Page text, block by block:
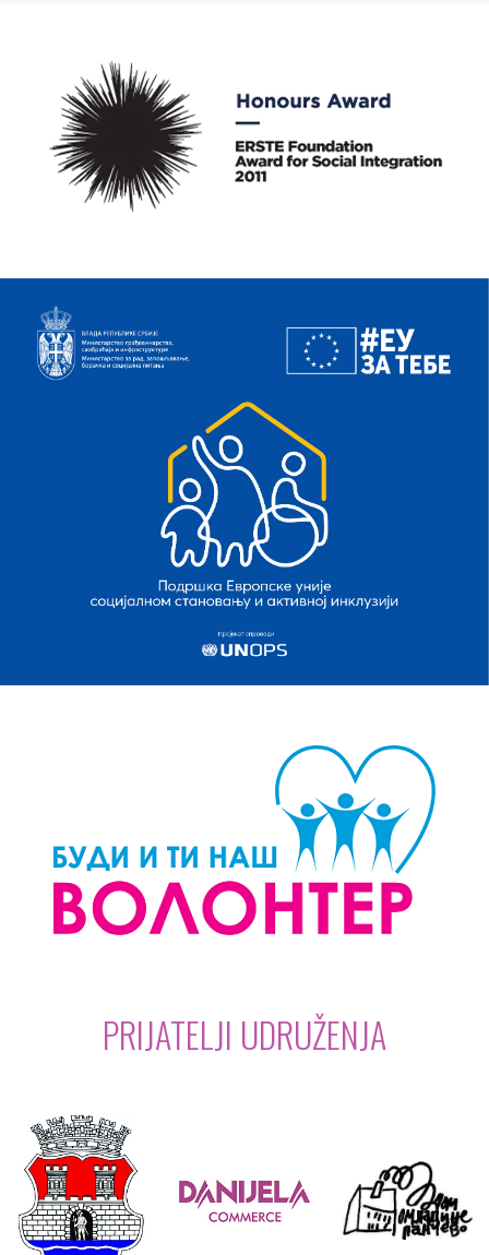
PRIJATELJI UDRUŽENJA